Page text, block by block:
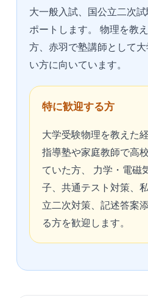
大一般入試、国公立二次
ポートします。 物理を教
方、赤羽で塾講師として
い方に向いています。
特に歓迎する方
大学受験物理を教えた
指導塾や家庭教師で高
ていた方、 力学・電磁
子、共通テスト対策、
立二次対策、記述答案
る方を歓迎します。